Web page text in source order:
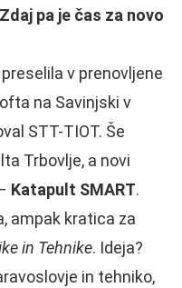
pa je čas za novo
v prenovljene
na Savinjski v
STT-TIOT. Še
Trbovlje, a novi
Katapult SMART.
ampak kratica za
in Tehnike. Ideja?
in tehniko,